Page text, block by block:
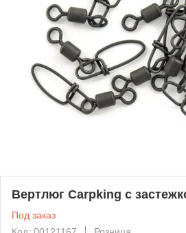
Вертлюг Carpking с
Под заказ